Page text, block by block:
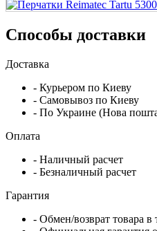
Способы доставки
Доставка
- Курьером по Киеву
- Самовывоз по Киеву
- По Украине (Нова
Оплата
- Наличный расчет
- Безналичный расчет
Гарантия
- Обмен/возврат товара в